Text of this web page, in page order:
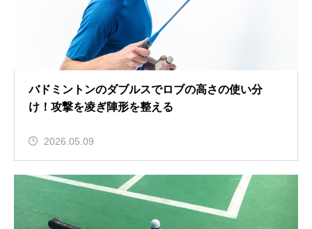
バドミントンのダブルスでロブの高さの使い分
け！攻撃を凌ぎ陣形を整える
2026.05.09